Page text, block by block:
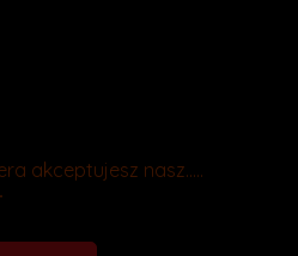
akceptujesz nasz.....
.